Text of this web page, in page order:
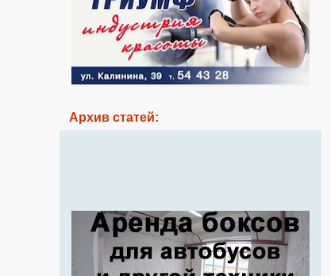
Архив статей: